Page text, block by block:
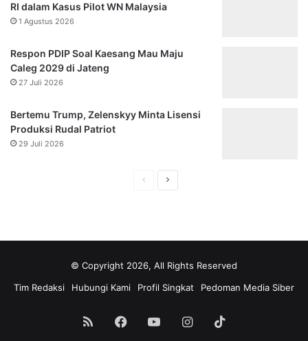
RI dalam Kasus Pilot WN Malaysia
1 Agustus 2026
Respon PDIP Soal Kaesang Mau Maju
Caleg 2029 di Jateng
27 Juli 2026
Bertemu Trump, Zelenskyy Minta Lisensi
Produksi Rudal Patriot
29 Juli 2026
HalamanHalaman
© Copyright 2026, All Rights Reserved
Tim Redaksi
Hubungi Kami Profil Singkat Pedoman Media Siber
RSS Facebook
YouTubeInstagram